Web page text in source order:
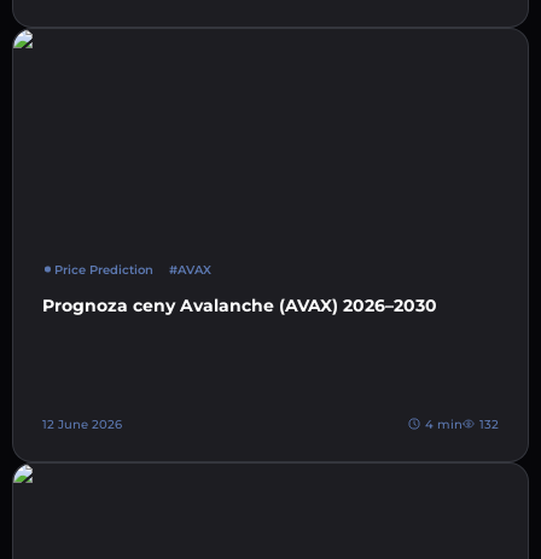
Price Prediction #AVAX
Prognoza ceny Avalanche (AVAX) 2026–2030
12 June 2026 4 min 132